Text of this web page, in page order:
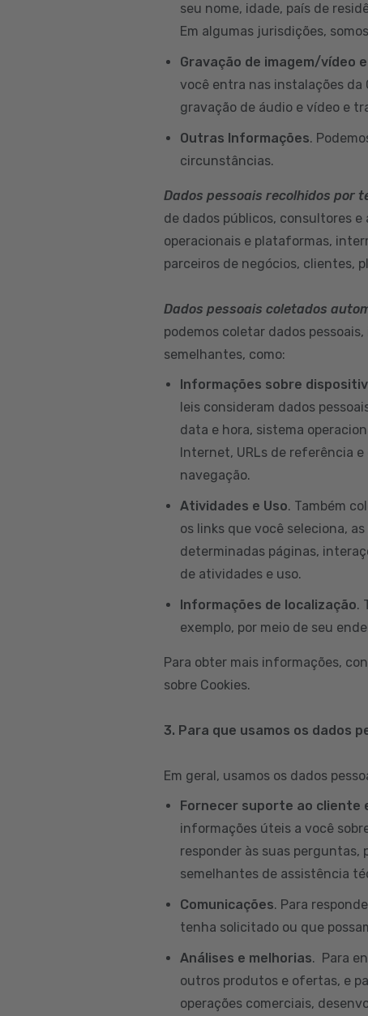
seu nome, idade, país de
Em algumas jurisdições,
Gravação de imagem/vídeo
você entra nas instalações da
gravação de áudio e vídeo e
Outras Informações.
circunstâncias.
Dados pessoais recolhidos por
de dados públicos, consultores
operacionais e plataformas,
parceiros de negócios, clientes,
Dados pessoais coletados
podemos coletar dados
semelhantes, como:
Informações sobre
leis consideram dados
data e hora, sistema
Internet, URLs de referência
navegação.
Atividades e Uso. Também
os links que você seleciona,
determinadas páginas,
de atividades e uso.
Informações de localização.
exemplo, por meio de seu
Para obter mais informações,
sobre Cookies.
3. Para que usamos os dados
Em geral, usamos os dados
Fornecer suporte ao cliente
informações úteis a você
responder às suas perguntas,
semelhantes de assistência
Comunicações. Para
tenha solicitado ou que
Análises e melhorias. Para
outros produtos e ofertas, e
operações comerciais,